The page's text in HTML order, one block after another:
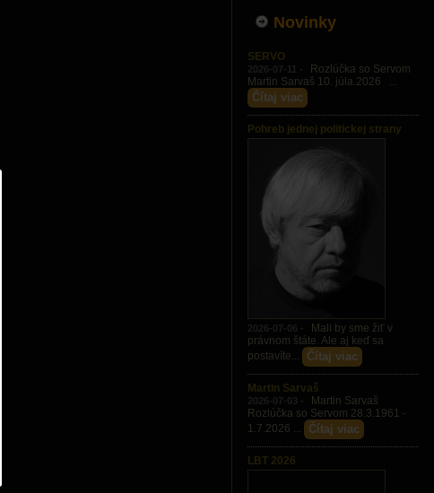
Novinky
SERVO
2026-07-11 -
Rozlúčka so Servom
Martin Sarvaš 10. júla.2026 ...
Čítaj viac
Pohreb jednej politickej strany
2026-07-06 -
Mali by sme žiť v
právnom štáte. Ale aj keď sa
postavíte...
Čítaj viac
Martin Sarvaš
2026-07-03 -
Martin Sarvaš
Rozlúčka so Servom 28.3.1961 -
1.7.2026 ...
Čítaj viac
LBT 2026